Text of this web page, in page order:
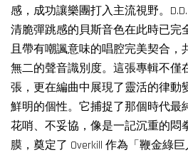
感，成功讓樂團打入主流視野。
清脆彈跳感的貝斯音色在此時已完
且帶有嘲諷意味的唱腔完美契合，
無二的聲音識別度。這張專輯不僅
張，更在編曲中展現了靈活的律動
鮮明的個性。它捕捉了那個時代最
花哨、不妥協，像是一記沉重的悶
膜，奠定了 Overkill 作為「鞭金綠